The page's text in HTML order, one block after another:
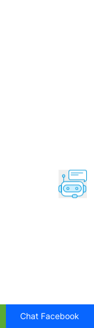
Chat Facebook